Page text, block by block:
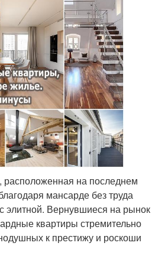
расположенная на последнем
мансарде без труда
элитной. Вернувшиеся на рынок
квартиры стремительно
к престижу и роскоши